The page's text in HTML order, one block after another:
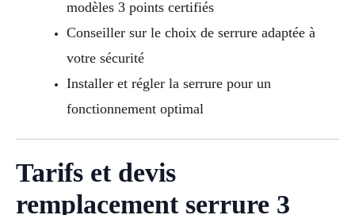
modèles 3 points certifiés
Conseiller sur le choix de serrure adaptée à
votre sécurité
Installer et régler la serrure pour un
fonctionnement optimal
Tarifs et devis
remplacement serrure 3